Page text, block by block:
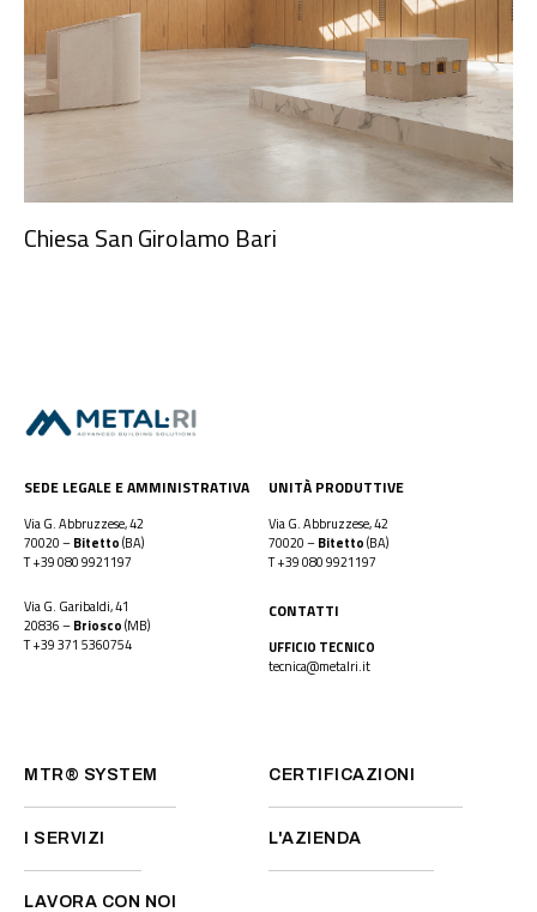
Chiesa San Girolamo Bari
SEDE LEGALE E AMMINISTRATIVA
Via G. Abbruzzese, 42
70020 –Bitetto(BA)
T+39 080 9921197
UNITÀ PRODUTTIVE
Via G. Abbruzzese, 42
70020 –Bitetto(BA)
T+39 080 9921197
Via G. Garibaldi, 41
20836 –Briosco(MB)
T+39 371 5360754
CONTATTI
UFFICIO TECNICO
tecnica@metalri.it
MTR® SYSTEM CERTIFICAZIONI
I SERVIZI L'AZIENDA
LAVORA CON NOI